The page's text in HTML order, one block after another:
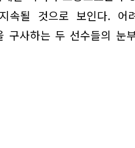
속될 것으로 보인다. 어
구사하는 두 선수들의 눈